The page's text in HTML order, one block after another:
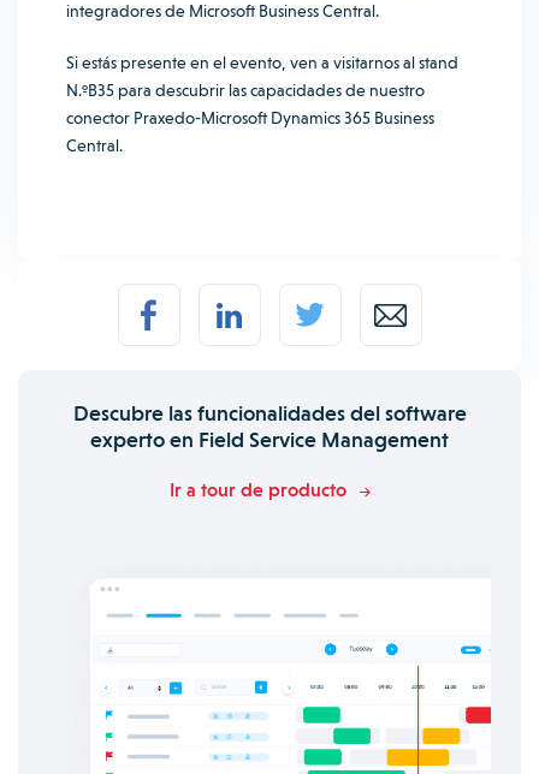
integradores de Microsoft Business Central.
Si estás presente en el evento, ven a visitarnos al stand
N.ºB35 para descubrir las capacidades de nuestro
conector Praxedo-Microsoft Dynamics 365 Business
Central.
Descubre las funcionalidades del software
experto en Field Service Management
Ir a tour de producto